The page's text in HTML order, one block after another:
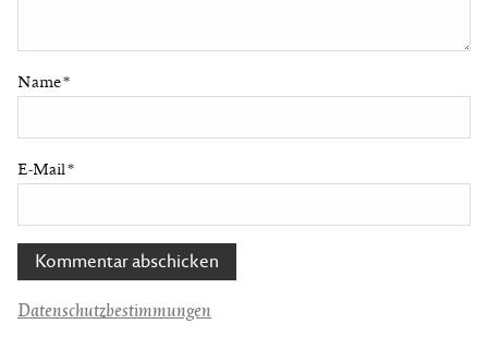
Name*
E-Mail*
Datenschutzbestimmungen